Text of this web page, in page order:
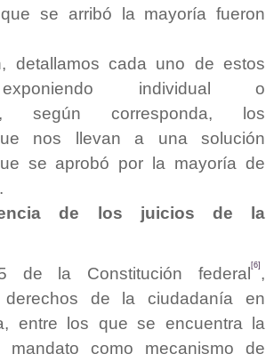
se arribó la mayoría fueron
detallamos cada uno de estos
individual o
según corresponda, los
nos llevan a una solución
se aprobó por la mayoría de
de los juicios de la
de la Constitución federal [6] ,
de la ciudadanía en
entre los que se encuentra la
mandato como mecanismo de